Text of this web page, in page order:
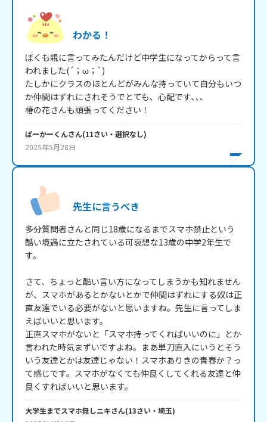
わかる！
ぼくも親に言ってみたんだけど中学生になってからって言
われました(´；ω；`)
たしかにクラスのほとんどがみんな持っていて自分もいつ
か仲間はずれにされそうでとても、心配です､､､
椿の花さんも頑張ってください！
ぱーかーくんさん(11さい・ 選択なし)
2025年5月28日
先生に言うべき
多分質問者さんと同じ18歳になるまでスマホ禁止という
酷い境遇に立たされている可哀想な13歳の中学2年生で
す。
さて、ちょっと酷い言い方になってしまうかも知れません
が、スマホがあるとかないとかで仲間はずれにする奴は正
直友達でいる必要がないと思いますね。先生に言ってしま
えばいいと思います。
正直スマホがないと「スマホ持ってくればいいのに」とか
言われた時気まずいですよね。まあ単刀直入にいうとそう
いう友達とかは友達じゃない！スマホありきの青春か？っ
て感じです。スマホがなくても仲良くしてくれる友達と仲
良くすればいいと思います。
大学生までスマホ無しニキさん(13さい・ 埼玉)